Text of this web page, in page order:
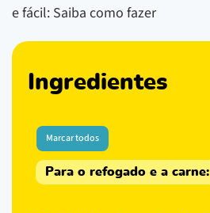
e fácil: Saiba como fazer
Ingredientes
Marcar todos
Para o refogado e a carne: